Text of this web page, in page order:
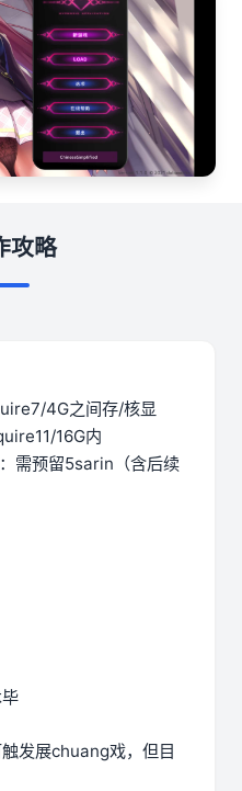
攻略
4G之间存/核显
16G内
​：需预留5sarin（含后续
发展chuang戏，但目